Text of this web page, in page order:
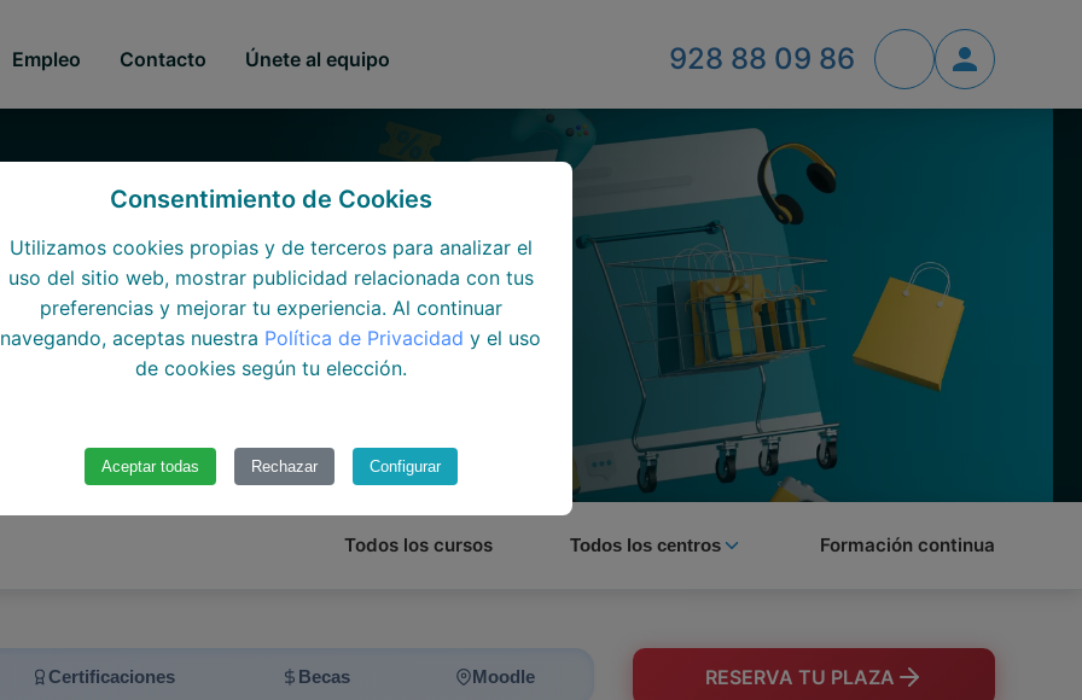
Empleo Contacto Únete al equipo 928 88 09 86
Todos los cursos Todos los centros Formación continua
Certificaciones Becas Moodle RESERVA TU PLAZA
Consentimiento de Cookies
Utilizamos cookies propias y de terceros para analizar el
uso del sitio web, mostrar publicidad relacionada con tus
preferencias y mejorar tu experiencia. Al continuar
navegando, aceptas nuestra Política de Privacidad y el uso
de cookies según tu elección.
Aceptar todas Rechazar Configurar